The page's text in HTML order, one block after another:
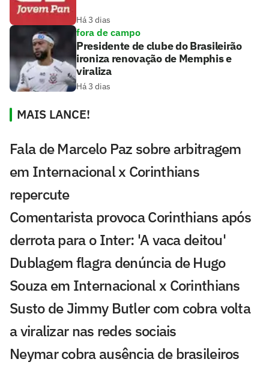
Há 3 dias
fora de campo
Presidente de clube do Brasileirão
ironiza renovação de Memphis e
viraliza
Há 3 dias
MAIS LANCE!
Fala de Marcelo Paz sobre arbitragem
em Internacional x Corinthians
repercute
Comentarista provoca Corinthians após
derrota para o Inter: 'A vaca deitou'
Dublagem flagra denúncia de Hugo
Souza em Internacional x Corinthians
Susto de Jimmy Butler com cobra volta
a viralizar nas redes sociais
Neymar cobra ausência de brasileiros